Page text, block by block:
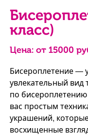
класс)
Цена: от 15000
Бисероплетение —
увлекательный вид
по
вас простым
украшений,
восхищенные